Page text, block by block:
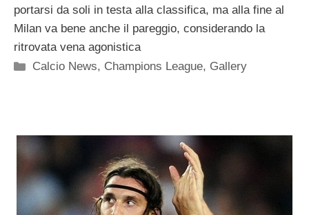
portarsi da soli in testa alla classifica, ma alla fine al
Milan va bene anche il pareggio, considerando la
ritrovata vena agonistica
Categorie
Calcio News, Champions League, Gallery